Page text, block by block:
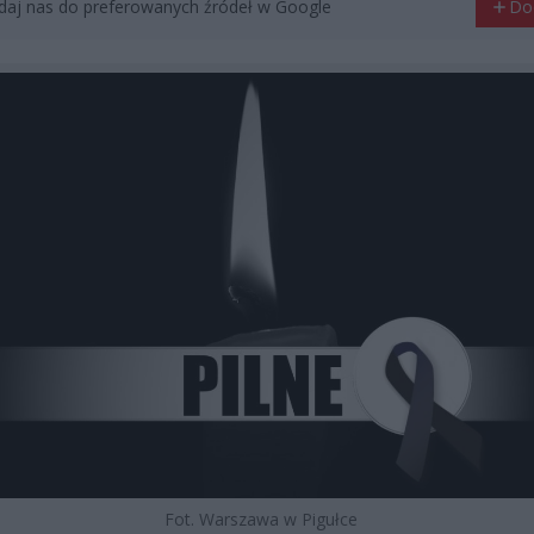
nas do preferowanych źródeł w Google
Fot. Warszawa w Pigułce